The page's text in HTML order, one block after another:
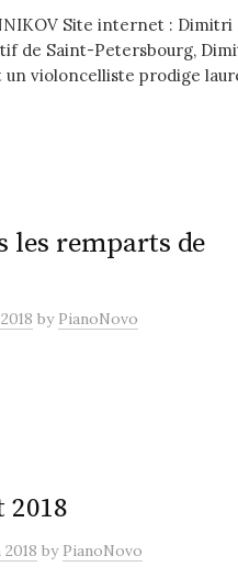
Site internet : Dimitri
de Saint-Petersbourg,
un violoncelliste prodige
les remparts de
by PianoNovo
2018
by PianoNovo